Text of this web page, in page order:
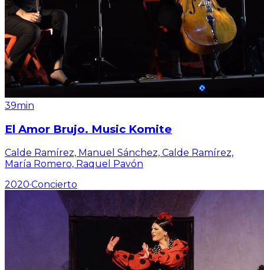
39min
El Amor Brujo. Music Komite
Calde Ramírez, Manuel Sánchez, Calde Ramírez,
María Romero, Raquel Pavón
2020·Concierto